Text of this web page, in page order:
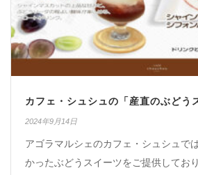
カフェ・シュシュの「産直のぶどう
2024年9月14日
アゴラマルシェのカフェ・シュシュで
かったぶどうスイーツをご提供してお